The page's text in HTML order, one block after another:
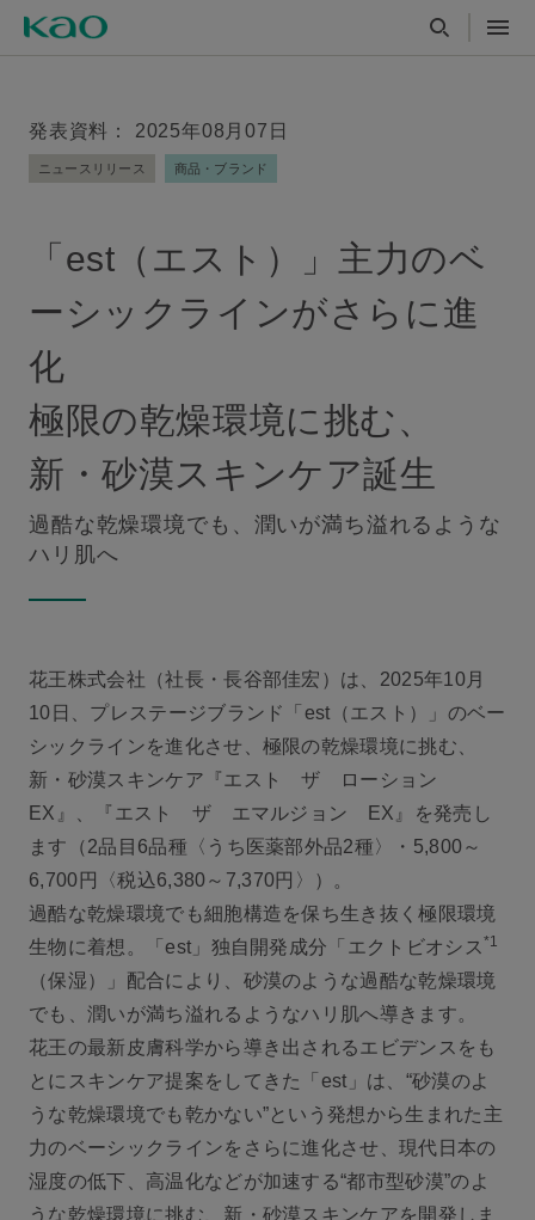
発表資料： 2025年08月07日
ニュースリリース 商品・ブランド
「est（エスト）」主力のベ
ーシックラインがさらに進
化
極限の乾燥環境に挑む、
新・砂漠スキンケア誕生
過酷な乾燥環境でも、潤いが満ち溢れるような
ハリ肌へ
花王株式会社（社長・長谷部佳宏）は、2025年10月
10日、プレステージブランド「est（エスト）」のベー
シックラインを進化させ、極限の乾燥環境に挑む、
新・砂漠スキンケア『エスト ザ ローション
EX』、『エスト ザ エマルジョン EX』を発売し
ます（2品目6品種〈うち医薬部外品2種〉・5,800～
6,700円〈税込6,380～7,370円〉）。
過酷な乾燥環境でも細胞構造を保ち生き抜く極限環境
生物に着想。「est」独自開発成分「エクトビオシス *1
（保湿）」配合により、砂漠のような過酷な乾燥環境
でも、潤いが満ち溢れるようなハリ肌へ導きます。
花王の最新皮膚科学から導き出されるエビデンスをも
とにスキンケア提案をしてきた「est」は、“砂漠のよ
うな乾燥環境でも乾かない”という発想から生まれた主
力のベーシックラインをさらに進化させ、現代日本の
湿度の低下、高温化などが加速する“都市型砂漠”のよ
うな乾燥環境に挑む、新・砂漠スキンケアを開発しま